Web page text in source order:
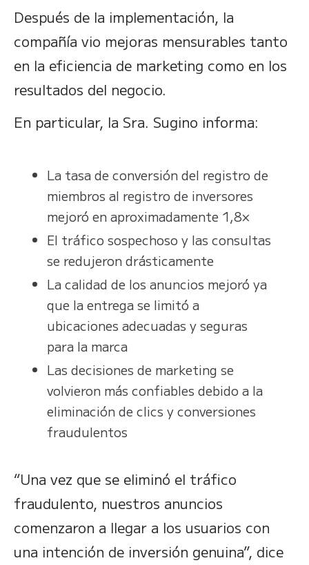
Después de la implementación, la
compañía vio mejoras mensurables tanto
en la eficiencia de marketing como en los
resultados del negocio.
En particular, la Sra. Sugino informa:
La tasa de conversión del registro de
miembros al registro de inversores
mejoró en aproximadamente 1,8×
El tráfico sospechoso y las consultas
se redujeron drásticamente
La calidad de los anuncios mejoró ya
que la entrega se limitó a
ubicaciones adecuadas y seguras
para la marca
Las decisiones de marketing se
volvieron más confiables debido a la
eliminación de clics y conversiones
fraudulentos
“Una vez que se eliminó el tráfico
fraudulento, nuestros anuncios
comenzaron a llegar a los usuarios con
una intención de inversión genuina”, dice